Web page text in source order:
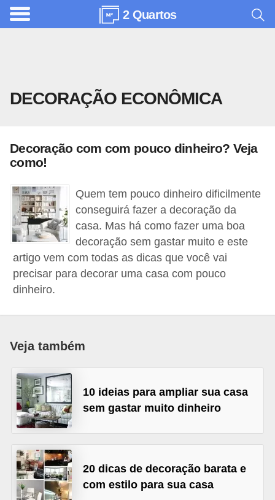
2 Quartos
DECORAÇÃO ECONÔMICA
Decoração com com pouco dinheiro? Veja
como!
Quem tem pouco dinheiro dificilmente
conseguirá fazer a decoração da
casa. Mas há como fazer uma boa
decoração sem gastar muito e este
artigo vem com todas as dicas que você vai
precisar para decorar uma casa com pouco
dinheiro.
Veja também
10 ideias para ampliar sua casa
sem gastar muito dinheiro
20 dicas de decoração barata e
com estilo para sua casa
A
i
t
r
a
C
o
m
p
r
u
a
l
g
a
r